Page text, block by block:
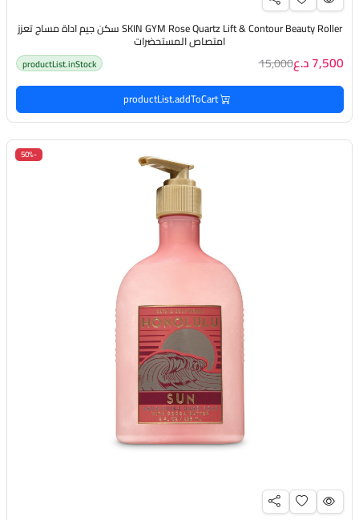
SKIN GYM Rose Quartz Lift & Contour Beauty Roller سكن جيم اداة مساج تعزز
امتصاص المستحضرات
7,500 د.ع 15,000
productList.inStock
productList.addToCart
-50%